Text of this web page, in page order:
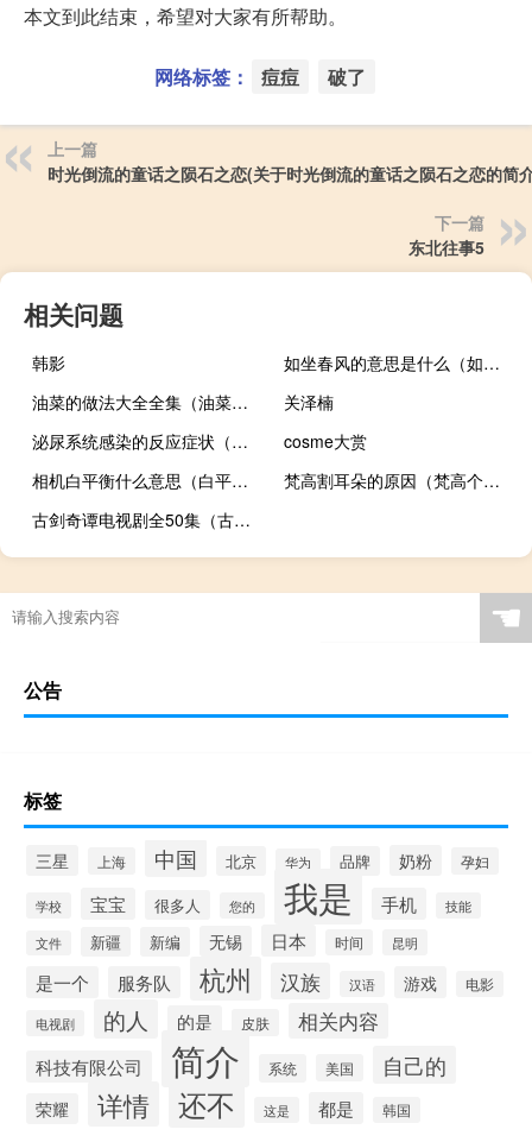
本文到此结束，希望对大家有所帮助。
网络标签： 痘痘 破了
上一篇
时光倒流的童话之陨石之恋(关于时光倒流的童话之陨石之恋的简
下一篇
东北往事5
相关问题
韩影
如坐春风的意思是什么（如坐春风的意思）
油菜的做法大全全集（油菜的做法）
关泽楠
泌尿系统感染的反应症状（泌尿系统感染的症状）
cosme大赏
相机白平衡什么意思（白平衡什么意思）
梵高割耳朵的原因（梵高个人简介）
古剑奇谭电视剧全50集（古剑奇谭被下架）
☚
公告
标签
三星 上海 中国 北京 华为 品牌 奶粉 孕妇
学校 宝宝 很多人 您的 我是 手机 技能
文件 新疆 新编 无锡 日本 时间 昆明
是一个 服务队 杭州 汉族 汉语 游戏 电影
电视剧 的人 的是 皮肤 相关内容
科技有限公司 简介 系统 美国 自己的
荣耀 详情 还不 这是 都是 韩国